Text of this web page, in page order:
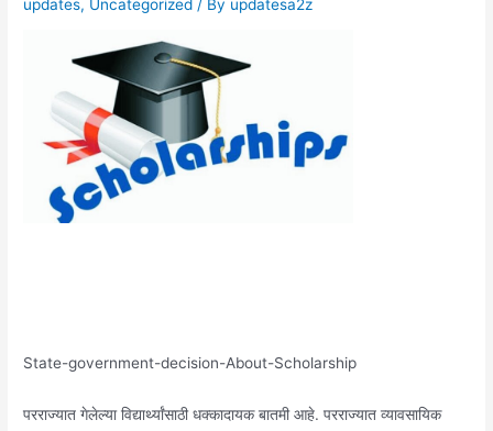
updates, Uncategorized / By updatesa2z
State-government-decision-About-Scholarship
परराज्यात गेलेल्या विद्यार्थ्यांसाठी धक्कादायक बातमी आहे. परराज्यात व्यावसायिक